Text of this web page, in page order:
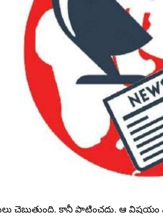
చెబుతుంది. కానీ పాటించదు. ఆ విషయం